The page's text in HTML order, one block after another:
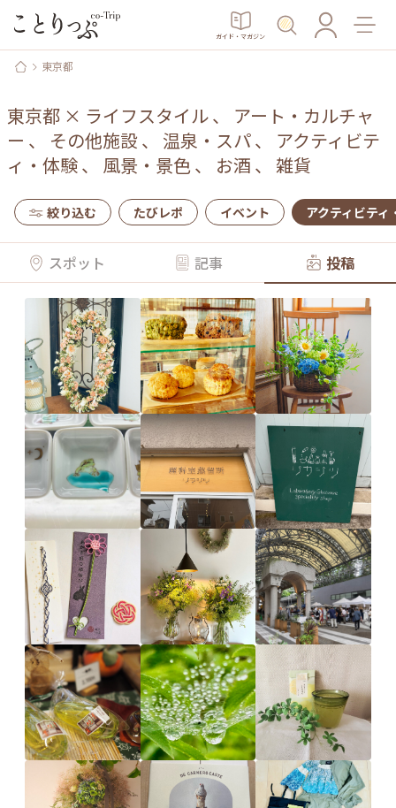
ガイド・マガジン
東京都
東京都 × ライフスタイル、 アート・カルチャ
ー 、 その他施設、 温泉・スパ、 アクティビテ
ィ・体験、 風景・景色、 お酒 、 雑貨
絞り込む たびレポ イベント アクティビティ
スポット 記事 投稿